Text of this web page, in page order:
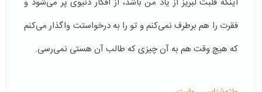
فقرت را هم برطرف نمی‌کنم و تو را به درخواستت واگذار می‌کنم
که هیچ وقت هم به آن چیزی که طالب آن هستی نمی‌رسی.